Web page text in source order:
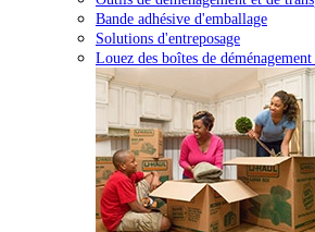
Bande adhésive d'emballage
Solutions d'entreposage
Louez des boîtes de